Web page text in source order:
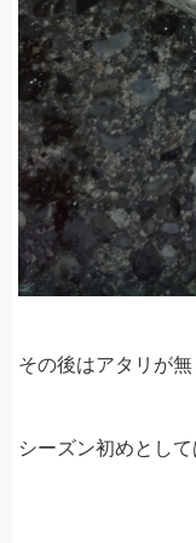
その後はアタリが
シーズン初めとし